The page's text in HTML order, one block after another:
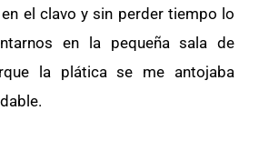
el clavo y sin perder tiempo lo
en la pequeña sala de
la plática se me antojaba